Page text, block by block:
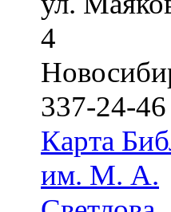
4
337-24-46
Карта
им. М. А.